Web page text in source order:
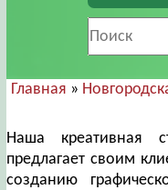
Главная »
Наша креативная
предлагает своим
созданию